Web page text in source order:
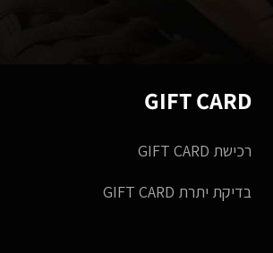
GIFT CARD
רכישת GIFT CARD
בדיקת יתרת GIFT CARD